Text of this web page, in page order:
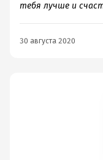
тебя лучше и
30 августа 2020